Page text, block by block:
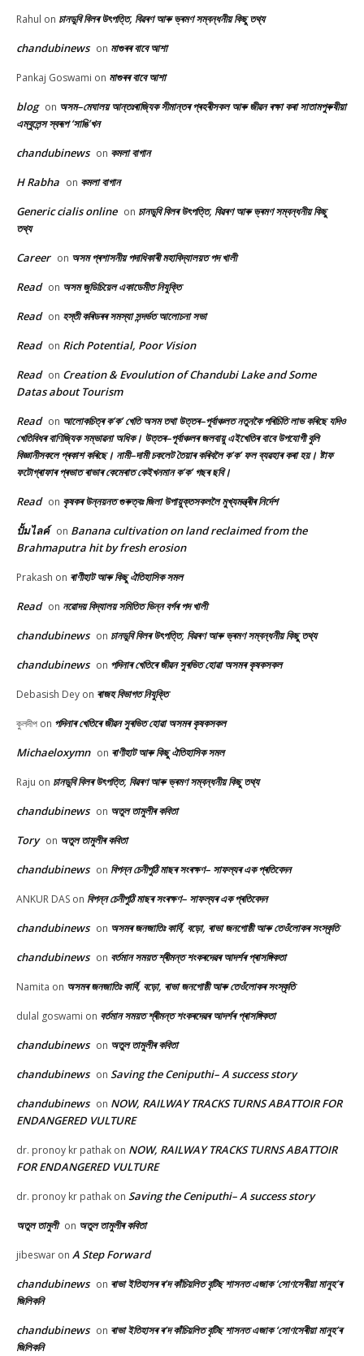
Rahul on চানডুবি বিলৰ উৎপত্তি, বিৱৰণ আৰু ভ্ৰমণ সম্বন্ধনীয় কিছু তথ্য
chandubinews on মাগুৰৰ বাবে আশা
Pankaj Goswami on মাগুৰৰ বাবে আশা
blog on অসম–মেঘালয় আন্তঃৰাজ্যিক সীমান্তৰ প্ৰহৰীসকল আৰু জীৱন ৰক্ষা কৰা সাতামপুৰুষীয়া
এম্বুলেন্স স্বৰূপ ‘সাঙি’খন
chandubinews on কমলা বাগান
H Rabha on কমলা বাগান
Generic cialis online on চানডুবি বিলৰ উৎপত্তি, বিৱৰণ আৰু ভ্ৰমণ সম্বন্ধনীয় কিছু
তথ্য
Career on অসম প্ৰশাসনীয় পদাধিকাৰী মহাবিদ্যালয়ত পদ খালী
Read on অসম জুডিচিয়েল একাডেমীত নিযুক্তি
Read on হস্তী কৰিডৰৰ সমস্যা সন্দৰ্ভত আলোচনা সভা
Read on Rich Potential, Poor Vision
Read on Creation & Evoulution of Chandubi Lake and Some
Datas about Tourism
Read on আলোকচিত্ৰ ক’ক’ খেতি অসম তথা উত্তৰ–পূৰ্বাঞ্চলত নতুনকৈ পৰিচিতি লাভ কৰিছে যদিও
খেতিবিধৰ বাণিজ্যিক সম্ভাৱনা অধিক। উত্তৰ–পূৰ্বাঞ্চলৰ জলবায়ু এইখেতিৰ বাবে উপযোগী বুলি
বিজ্ঞানীসকলে প্ৰকাশ কৰিছে। নামী–দামী চকলেট তৈয়াৰ কৰিবলৈ ক’ক’ ফল ব্যৱহাৰ কৰা হয়। ষ্টাফ
ফটোগ্ৰাফাৰ প্ৰভাত ৰাভাৰ কেমেৰাত কেইখনমান ক’ক’ গছৰ ছবি।
Read on কৃষকৰ উন্নয়নত গুৰুত্বঃ জিলা উপায়ুক্তসকললৈ মুখ্যমন্ত্ৰীৰ নিৰ্দেশ
ปั้มไลค์ on Banana cultivation on land reclaimed from the
Brahmaputra hit by fresh erosion
Prakash on ৰাণীহাট আৰু কিছু ঐতিহাসিক সমল
Read on নৱোদয় বিদ্যালয় সমিতিত ভিন্ন বৰ্গৰ পদ খালী
chandubinews on চানডুবি বিলৰ উৎপত্তি, বিৱৰণ আৰু ভ্ৰমণ সম্বন্ধনীয় কিছু তথ্য
chandubinews on পদিনাৰ খেতিৰে জীৱন সুৰভিত হোৱা অসমৰ কৃষকসকল
Debasish Dey on ৰাজহ বিভাগত নিযুক্তি
কুলদীপ on পদিনাৰ খেতিৰে জীৱন সুৰভিত হোৱা অসমৰ কৃষকসকল
Michaeloxymn on ৰাণীহাট আৰু কিছু ঐতিহাসিক সমল
Raju on চানডুবি বিলৰ উৎপত্তি, বিৱৰণ আৰু ভ্ৰমণ সম্বন্ধনীয় কিছু তথ্য
chandubinews on অতুল তামুলীৰ কবিতা
Tory on অতুল তামুলীৰ কবিতা
chandubinews on বিপন্ন চেনীপুঠি মাছৰ সংৰক্ষণ– সাফল্যৰ এক প্ৰতিবেদন
ANKUR DAS on বিপন্ন চেনীপুঠি মাছৰ সংৰক্ষণ– সাফল্যৰ এক প্ৰতিবেদন
chandubinews on অসমৰ জনজাতিঃ কাৰ্বি, বড়ো, ৰাভা জনগোষ্ঠী আৰু তেওঁলোকৰ সংস্কৃতি
chandubinews on বৰ্তমান সময়ত শ্ৰীমন্ত শংকৰদেৱৰ আদৰ্শৰ প্ৰাসঙ্গিকতা
Namita on অসমৰ জনজাতিঃ কাৰ্বি, বড়ো, ৰাভা জনগোষ্ঠী আৰু তেওঁলোকৰ সংস্কৃতি
dulal goswami on বৰ্তমান সময়ত শ্ৰীমন্ত শংকৰদেৱৰ আদৰ্শৰ প্ৰাসঙ্গিকতা
chandubinews on অতুল তামুলীৰ কবিতা
chandubinews on Saving the Ceniputhi– A success story
chandubinews on NOW, RAILWAY TRACKS TURNS ABATTOIR FOR
ENDANGERED VULTURE
dr. pronoy kr pathak on NOW, RAILWAY TRACKS TURNS ABATTOIR
FOR ENDANGERED VULTURE
dr. pronoy kr pathak on Saving the Ceniputhi– A success story
অতুল তামুলী on অতুল তামুলীৰ কবিতা
jibeswar on A Step Forward
chandubinews on ৰাভা ইতিহাসৰ ৰ’দ কাঁচিয়লিত বৃটিছ শাসনত এজাক ‘সোণসেৰীয়া মানুহ’ৰ
জিলিকনি
chandubinews on ৰাভা ইতিহাসৰ ৰ’দ কাঁচিয়লিত বৃটিছ শাসনত এজাক ‘সোণসেৰীয়া মানুহ’ৰ
জিলিকনি